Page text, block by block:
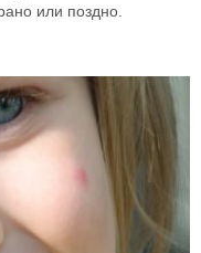
или поздно.